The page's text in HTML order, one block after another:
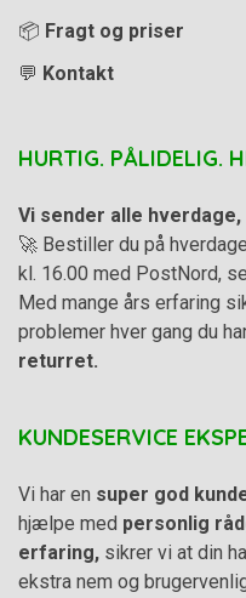
📦 Fragt og priser
💬 Kontakt
HURTIG. PÅLIDELIG.
Vi sender alle hverdage,
🚀 Bestiller du på hverdage
kl. 16.00 med PostNord,
Med mange års erfaring
problemer hver gang du
returret.
KUNDESERVICE
Vi har en super god
hjælpe med personlig
erfaring, sikrer vi at din
ekstra nem og